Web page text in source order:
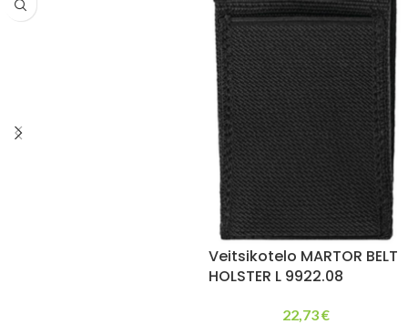
Veitsikotelo MARTOR BELT
HOLSTER L 9922.08
22,73€